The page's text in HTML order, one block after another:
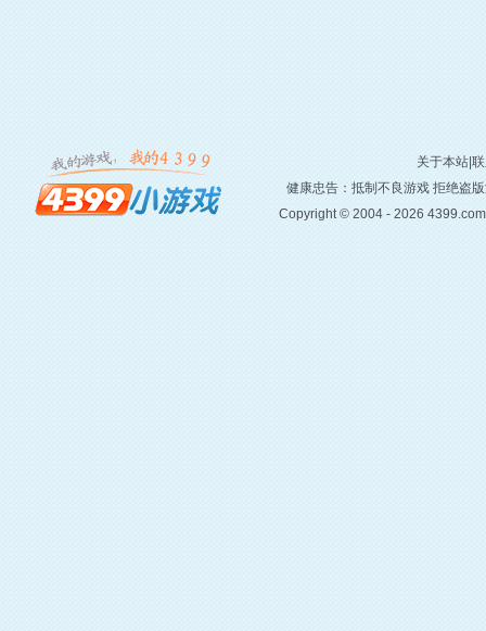
关于本站
健康忠告：抵制不良游戏 拒绝盗
Copyright © 2004 - 2026